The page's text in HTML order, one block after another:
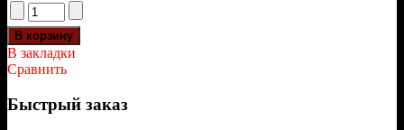
В закладки
Сравнить
Быстрый заказ